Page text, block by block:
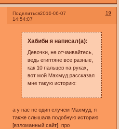
Поделиться 19
2010-06-07
14:54:07
Хабиби я написал(а):
Девочки, не отчаивайтесь,
ведь египтяне все разные,
как 10 пальцев на руках,
вот мой Махмуд рассказал
мне такую историю:
а у нас не один случем Махмуд, я
также слышала подобную историю
[взломанный сайт] про